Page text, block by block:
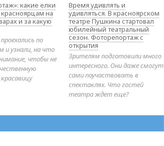
какие елки
на
и за какую
по
и узнали, на что
чтобы не
Время удивлять и
удивляться. В красноярском
театре Пушкина стартовал
юбилейный театральный
сезон. Фоторепортаж с
открытия
Зрителям подготовили много
интересного. Они даже смогут
сами поучаствовать в
спектаклях. Что гостей
театра ждет еще?